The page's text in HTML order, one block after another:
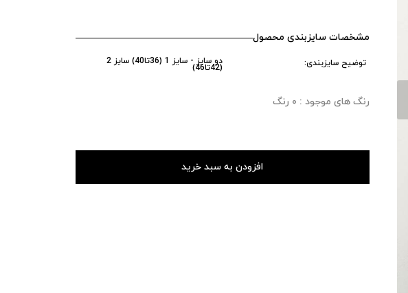
مشخصات سایزبندی محصول
توضیح سایزبندی: دو سایز - سایز 1 (36تا40) سایز 2
(42تا46)
رنگ های موجود : ۰ رنگ
افزودن به سبد خرید